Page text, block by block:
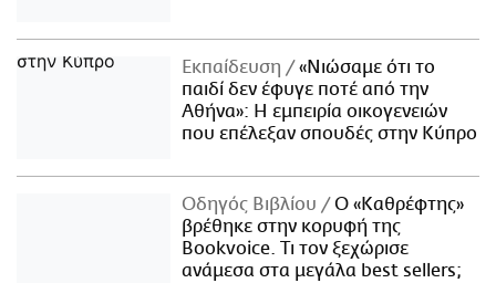
Εκπαίδευση
«Νιώσαμε ότι το
παιδί δεν έφυγε ποτέ από την
Αθήνα»: Η εμπειρία οικογενειών
που επέλεξαν σπουδές στην Κύπρο
Οδηγός Βιβλίου
Ο «Καθρέφτης»
βρέθηκε στην κορυφή της
Bookvoice. Τι τον ξεχώρισε
ανάμεσα στα μεγάλα best sellers;